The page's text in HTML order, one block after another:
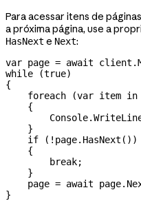
Para acessar itens de
a próxima página, use a
HasNext e Next:
var page = await client .
while (true)
{
    foreach
(var item in
    {
        Console
.
    }
    if
( ! page. HasNext ())
    {
        break
;
    }
    page
= await page.
}